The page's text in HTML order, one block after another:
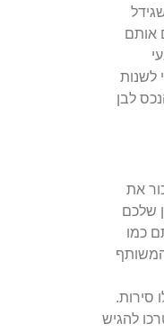
אותם
לשנות
לבן
את
שלכם
כמו
סירות.
להגיש